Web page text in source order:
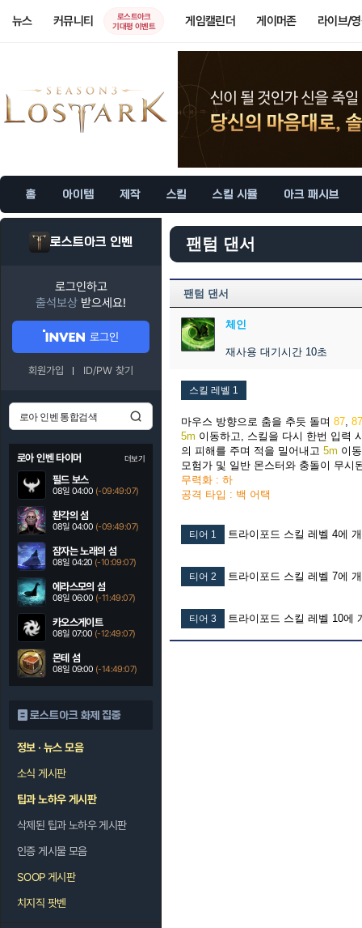
뉴스 커뮤니티
로스트아크
기대평 이벤트
게임캘린더 게이머존 라이브/
홈 아이템 제작 스킬 스킬 시뮬 아크 패시브
로스트아크 인벤
로그인하고
출석보상 받으세요!
로그인
회원가입 ID/PW 찾기
로아 인벤 타이머 더보기
필드 보스
08일 04:00 (-09:49:06)
환각의 섬
08일 04:00 (-09:49:06)
잠자는 노래의 섬
08일 04:20 (-10:09:06)
에라스모의 섬
08일 06:00 (-11:49:06)
카오스게이트
08일 07:00 (-12:49:06)
몬테 섬
08일 09:00 (-14:49:06)
로스트아크 화제 집중
정보 · 뉴스 모음
소식 게시판
팁과 노하우 게시판
삭제된 팁과 노하우 게시판
인증 게시물 모음
SOOP 게시판
치지직 팟벤
팬텀 댄서
팬텀 댄서
체인
재사용 대기시간 10초
스킬 레벨 1
마우스 방향으로 춤을 추듯 돌며 87, 87
5m 이동하고, 스킬을 다시 한번 입력
의 피해를 주며 적을 밀어내고 5m 이
모험가 및 일반 몬스터와 충돌이 무시
무력화 : 하
공격 타입 : 백 어택
티어 1 트라이포드 스킬 레벨 4에
티어 2 트라이포드 스킬 레벨 7에
티어 3 트라이포드 스킬 레벨 10에